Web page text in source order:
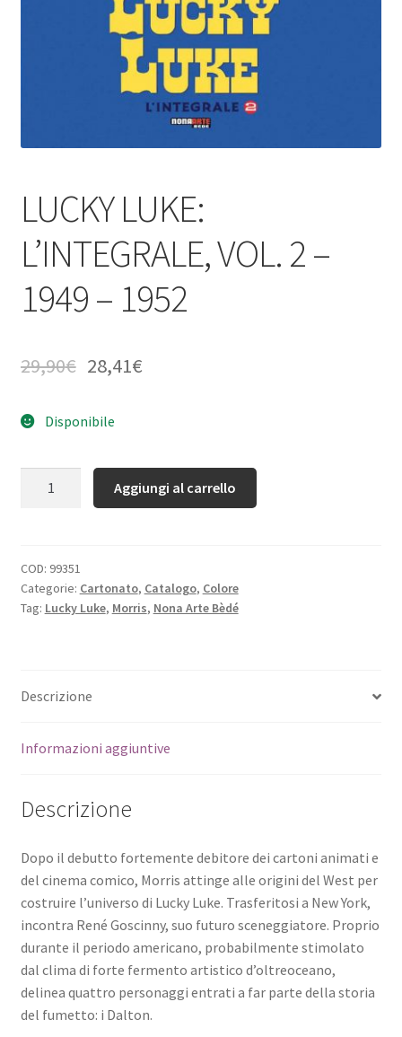
LUCKY LUKE:
L’INTEGRALE, VOL. 2 –
1949 – 1952
29,90€ 28,41€
Disponibile
Aggiungi al carrello
COD: 99351
Categorie: Cartonato, Catalogo, Colore
Tag: Lucky Luke, Morris, Nona Arte Bèdé
Descrizione
Informazioni aggiuntive
Descrizione
Dopo il debutto fortemente debitore dei cartoni animati e
del cinema comico, Morris attinge alle origini del West per
costruire l’universo di Lucky Luke. Trasferitosi a New York,
incontra René Goscinny, suo futuro sceneggiatore. Proprio
durante il periodo americano, probabilmente stimolato
dal clima di forte fermento artistico d’oltreoceano,
delinea quattro personaggi entrati a far parte della storia
del fumetto: i Dalton.